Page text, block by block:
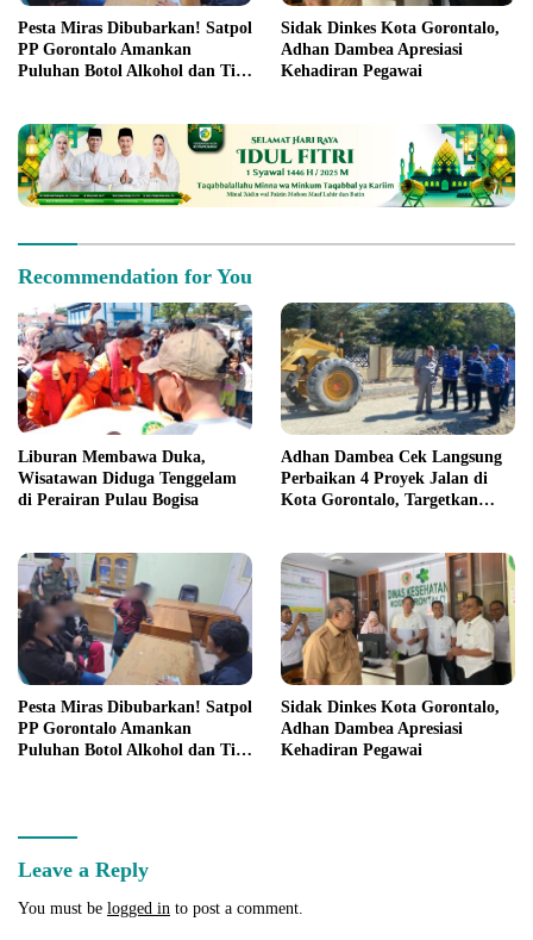
Pesta Miras Dibubarkan! Satpol
PP Gorontalo Amankan
Puluhan Botol Alkohol dan Tiga
Sidak Dinkes Kota Gorontalo,
Adhan Dambea Apresiasi
Kehadiran Pegawai
Recommendation for You
Liburan Membawa Duka,
Wisatawan Diduga Tenggelam
di Perairan Pulau Bogisa
Adhan Dambea Cek Langsung
Perbaikan 4 Proyek Jalan di
Kota Gorontalo, Targetkan
Pesta Miras Dibubarkan! Satpol
PP Gorontalo Amankan
Puluhan Botol Alkohol dan Tiga
Sidak Dinkes Kota Gorontalo,
Adhan Dambea Apresiasi
Kehadiran Pegawai
Leave a Reply
You must be logged in to post a comment.